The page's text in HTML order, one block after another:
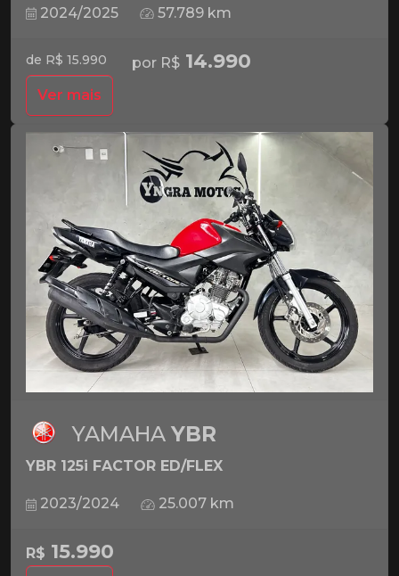
2024/2025 57.789 km
de R$ 15.990 por R$ 14.990
Ver mais
YAMAHA YBR
YBR 125i FACTOR ED/FLEX
2023/2024 25.007 km
R$ 15.990